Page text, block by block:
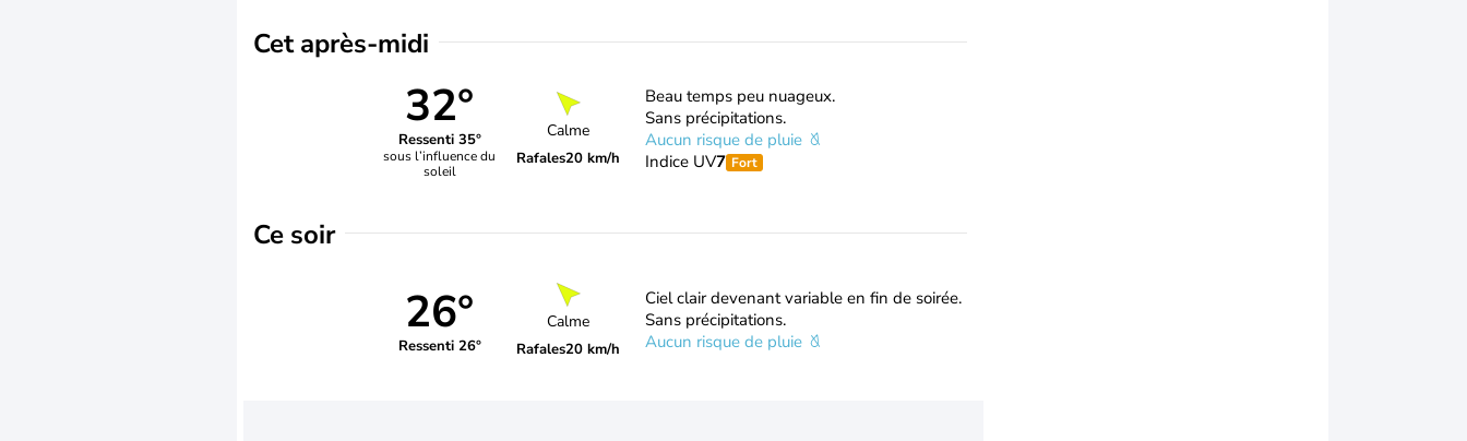
Cet après-midi
32°
Ressenti 35°
sous l’influence du
soleil
Calme
Rafales20 km/h
Beau temps peu nuageux.
Sans précipitations.
Aucun risque de pluie
Indice UV7 Fort
Ce soir
26°
Ressenti 26°
Calme
Rafales20 km/h
Ciel clair devenant variable en fin de soirée.
Sans précipitations.
Aucun risque de pluie